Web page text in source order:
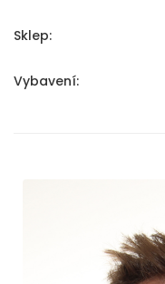
Sklep:
Vybavení: